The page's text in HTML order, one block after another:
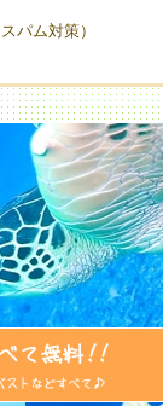
パム対策）